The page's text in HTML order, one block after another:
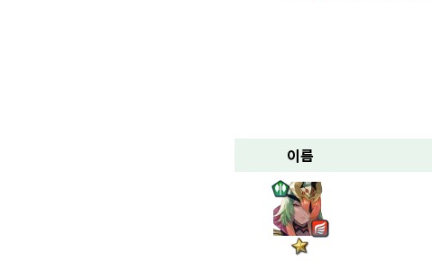
이름